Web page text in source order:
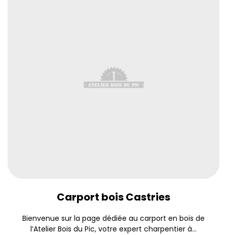
Carport bois Castries
Bienvenue sur la page dédiée au carport en bois de
l’Atelier Bois du Pic, votre expert charpentier à...